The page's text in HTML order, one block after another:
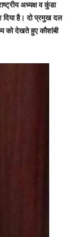
अध्यक्ष व कुंडा
दिया है। दो प्रमुख दल
को देखते हुए कौशांबी